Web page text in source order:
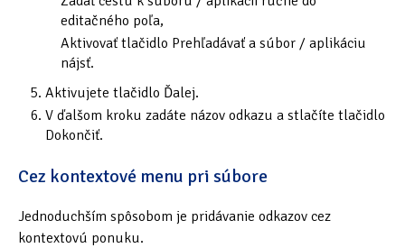
editačného poľa,
Aktivovať tlačidlo Prehľadávať a súbor / aplikáciu
nájsť.
Aktivujete tlačidlo Ďalej.
V ďalšom kroku zadáte názov odkazu a stlačíte tlačidlo
Dokončiť.
Cez kontextové menu pri súbore
Jednoduchším spôsobom je pridávanie odkazov cez
kontextovú ponuku.